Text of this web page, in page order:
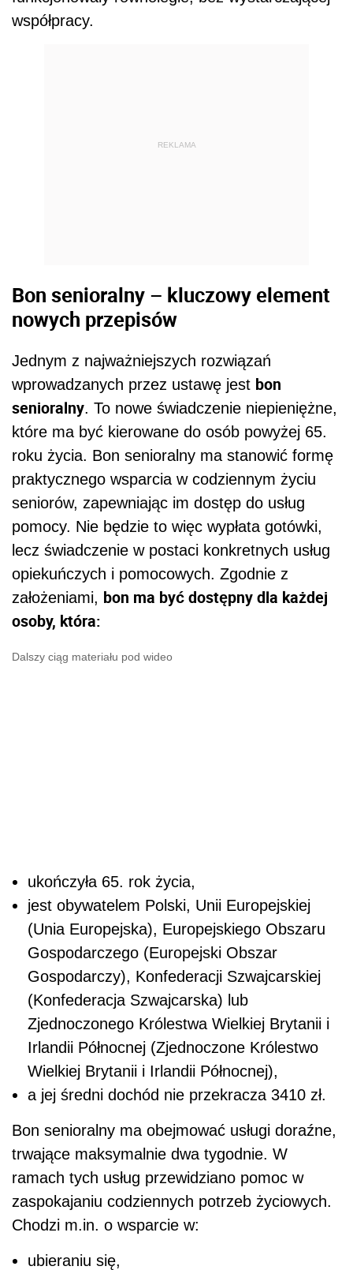
współpracy.
REKLAMA
Bon senioralny – kluczowy element
nowych przepisów
Jednym z najważniejszych rozwiązań
wprowadzanych przez ustawę jest bon
senioralny. To nowe świadczenie niepieniężne,
które ma być kierowane do osób powyżej 65.
roku życia. Bon senioralny ma stanowić formę
praktycznego wsparcia w codziennym życiu
seniorów, zapewniając im dostęp do usług
pomocy. Nie będzie to więc wypłata gotówki,
lecz świadczenie w postaci konkretnych usług
opiekuńczych i pomocowych. Zgodnie z
założeniami, bon ma być dostępny dla każdej
osoby, która:
Dalszy ciąg materiału pod wideo
ukończyła 65. rok życia,
jest obywatelem Polski, Unii Europejskiej
(Unia Europejska), Europejskiego Obszaru
Gospodarczego (Europejski Obszar
Gospodarczy), Konfederacji Szwajcarskiej
(Konfederacja Szwajcarska) lub
Zjednoczonego Królestwa Wielkiej Brytanii i
Irlandii Północnej (Zjednoczone Królestwo
Wielkiej Brytanii i Irlandii Północnej),
a jej średni dochód nie przekracza 3410 zł.
Bon senioralny ma obejmować usługi doraźne,
trwające maksymalnie dwa tygodnie. W
ramach tych usług przewidziano pomoc w
zaspokajaniu codziennych potrzeb życiowych.
Chodzi m.in. o wsparcie w:
ubieraniu się,